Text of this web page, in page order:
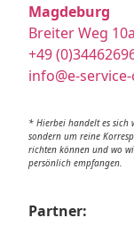
Magdeburg
Breiter Weg
+49
info@e-
* Hierbei handelt es sich
sondern um reine
richten können und wo
persönlich empfangen.
Partner: